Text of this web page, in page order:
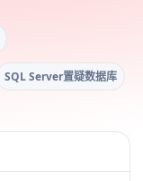
SQL Server置疑数据库